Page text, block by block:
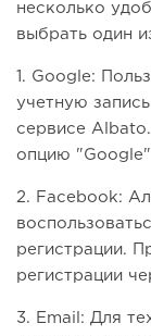
несколько
выбрать один
1. Google:
учетную
сервисе
опцию "Google"
2. Facebook:
регистрации.
регистрации
3. Email: Для